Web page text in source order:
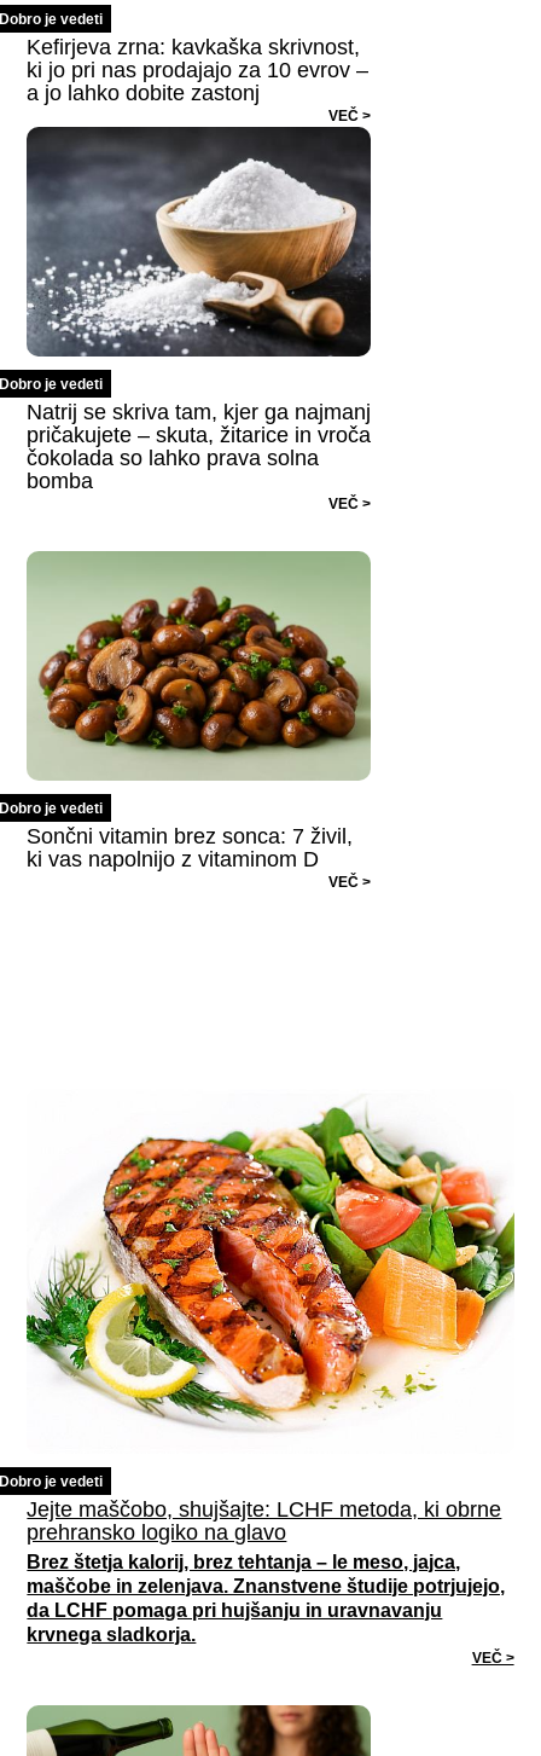
Dobro je vedeti
Kefirjeva zrna: kavkaška skrivnost,
ki jo pri nas prodajajo za 10 evrov –
a jo lahko dobite zastonj
VEČ >
Dobro je vedeti
Natrij se skriva tam, kjer ga najmanj
pričakujete – skuta, žitarice in vroča
čokolada so lahko prava solna
bomba
VEČ >
Dobro je vedeti
Sončni vitamin brez sonca: 7 živil,
ki vas napolnijo z vitaminom D
VEČ >
Dobro je vedeti
Jejte maščobo, shujšajte: LCHF metoda, ki obrne
prehransko logiko na glavo
Brez štetja kalorij, brez tehtanja – le meso, jajca,
maščobe in zelenjava. Znanstvene študije potrjujejo,
da LCHF pomaga pri hujšanju in uravnavanju
krvnega sladkorja.
VEČ >